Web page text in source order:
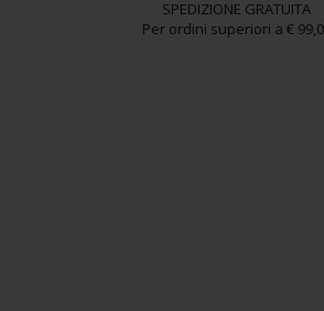
SPEDIZIONE GRATUITA
Per ordini superiori a €